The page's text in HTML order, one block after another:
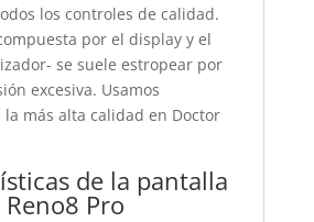
los controles de calidad.
por el display y el
se suele estropear por
excesiva. Usamos
la más alta calidad en Doctor
de la pantalla
Pro